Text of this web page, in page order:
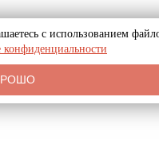
с использованием